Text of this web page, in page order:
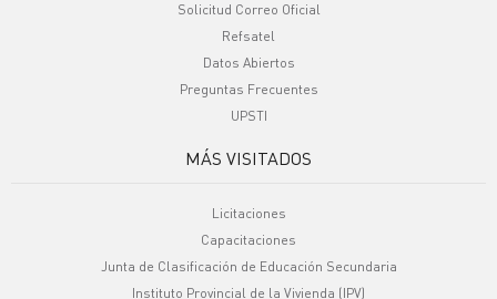
Solicitud Correo Oficial
Refsatel
Datos Abiertos
Preguntas Frecuentes
UPSTI
MÁS VISITADOS
Licitaciones
Capacitaciones
Junta de Clasificación de Educación Secundaria
Instituto Provincial de la Vivienda (IPV)